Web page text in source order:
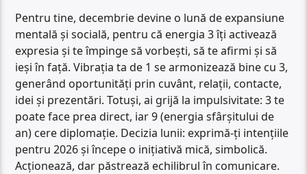
Pentru tine, decembrie devine o lună de expansiune
mentală și socială, pentru că energia 3 îți activează
expresia și te împinge să vorbești, să te afirmi și să
ieși în față. Vibrația ta de 1 se armonizează bine cu 3,
generând oportunități prin cuvânt, relații, contacte,
idei și prezentări. Totuși, ai grijă la impulsivitate: 3 te
poate face prea direct, iar 9 (energia sfârșitului de
an) cere diplomație. Decizia lunii: exprimă-ți intențiile
pentru 2026 și începe o inițiativă mică, simbolică.
Acționează, dar păstrează echilibrul în comunicare.